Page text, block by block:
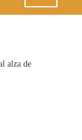
alza de